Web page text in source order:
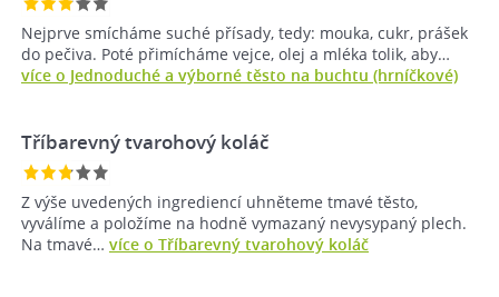
Nejprve smícháme suché přísady, tedy: mouka, cukr, prášek
do pečiva. Poté přimícháme vejce, olej a mléka tolik, aby…
více o Jednoduché a výborné těsto na buchtu (hrníčkové)
Tříbarevný tvarohový koláč
Z výše uvedených ingrediencí uhněteme tmavé těsto,
vyválíme a položíme na hodně vymazaný nevysypaný plech.
Na tmavé… více o Tříbarevný tvarohový koláč